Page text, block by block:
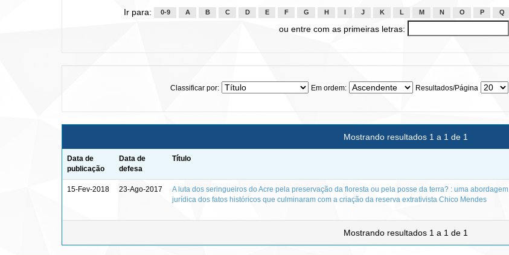
Ir para: 0-9 A B C D E F G H J K L M N O P Q
ou entre com as primeiras letras:
Classificar por: Em ordem: Resultados/Página
Mostrando resultados 1 a 1 de 1
Data de
publicação
Data de
defesa
Título
15-Fev-2018 23-Ago-2017
A luta dos seringueiros do Acre pela preservação da floresta ou pela posse da terra? : uma abordagem
jurídica dos fatos históricos que culminaram com a criação da reserva extrativista Chico Mendes
Mostrando resultados 1 a 1 de 1